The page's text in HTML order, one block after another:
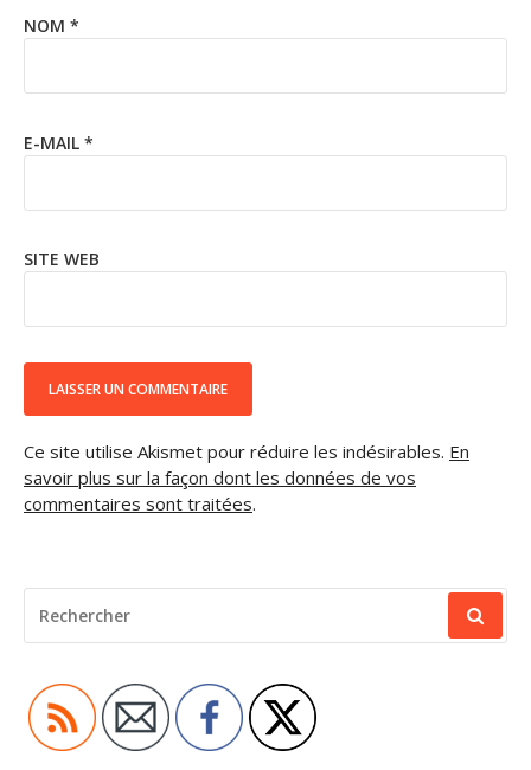
NOM *
E-MAIL *
SITE WEB
Ce site utilise Akismet pour réduire les indésirables. En
savoir plus sur la façon dont les données de vos
commentaires sont traitées.
POUR
: